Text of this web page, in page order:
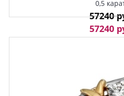
0,5
57240
57240